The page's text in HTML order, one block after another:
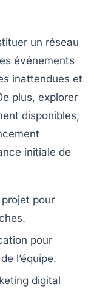
un réseau
événements
inattendues et
plus, explorer
disponibles,
initiale de
pour
pour
l’équipe.
digital